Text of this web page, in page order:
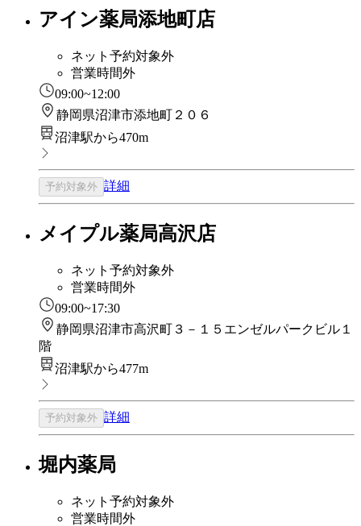
アイン薬局添地町店
ネット予約対象外
営業時間外
09:00~12:00
静岡県沼津市添地町２０６
沼津駅から470m
予約対象外 詳細
メイプル薬局高沢店
ネット予約対象外
営業時間外
09:00~17:30
静岡県沼津市高沢町３－１５エンゼルパークビル１
階
沼津駅から477m
予約対象外 詳細
堀内薬局
ネット予約対象外
営業時間外